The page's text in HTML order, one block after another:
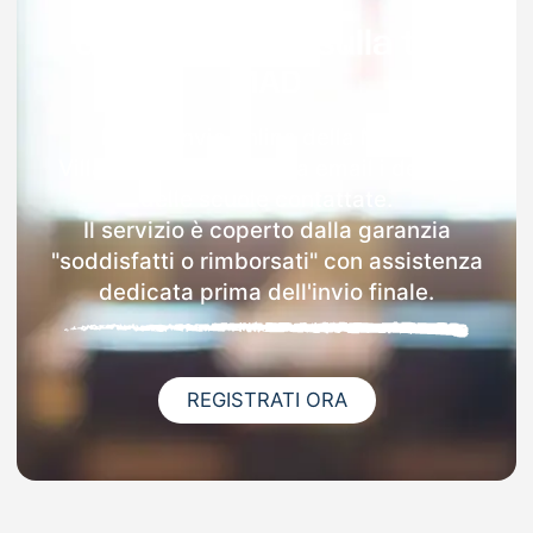
Il servizio è coperto dalla garanzia
"soddisfatti o rimborsati" con assistenza
dedicata prima dell'invio finale.
REGISTRATI ORA